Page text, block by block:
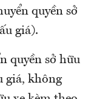
quyền sở
giá).
quyền sở hữu
giá, không